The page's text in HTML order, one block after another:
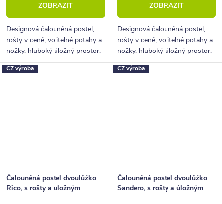
ZOBRAZIT
Designová čalouněná postel,
rošty v ceně, volitelné potahy a
nožky, hluboký úložný prostor.
ZOBRAZIT
Designová čalouněná postel,
rošty v ceně, volitelné potahy a
nožky, hluboký úložný prostor.
CZ výroba
Čalouněná postel dvoulůžko
Rico, s rošty a úložným
CZ výroba
Čalouněná postel dvoulůžko
Sandero, s rošty a úložným